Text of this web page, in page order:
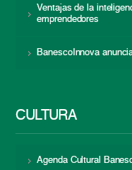
Ventajas de la
emprendedores
BanescoInnova
CULTURA
Agenda Cultural